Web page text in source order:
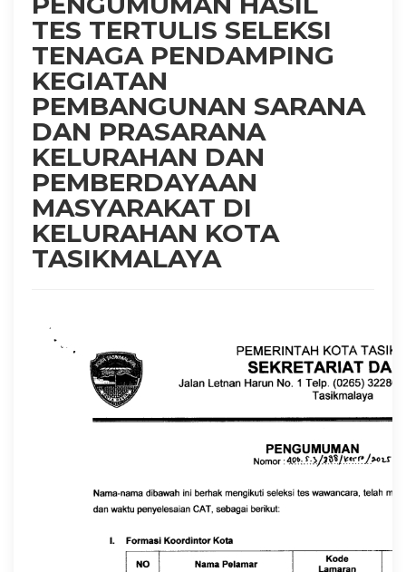
TES TERTULIS SELEKSI
TENAGA PENDAMPING
KEGIATAN
PEMBANGUNAN SARANA
DAN PRASARANA
KELURAHAN DAN
PEMBERDAYAAN
MASYARAKAT DI
KELURAHAN KOTA
TASIKMALAYA